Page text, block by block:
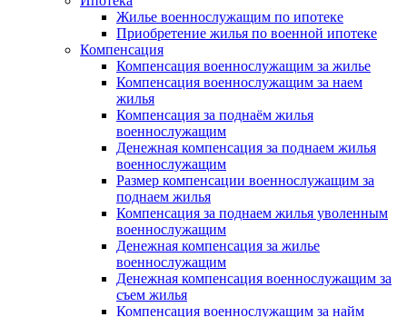
Жилье военнослужащим по ипотеке
Приобретение жилья по военной ипотеке
Компенсация
Компенсация военнослужащим за жилье
Компенсация военнослужащим за наем
жилья
Компенсация за поднаём жилья
военнослужащим
Денежная компенсация за поднаем жилья
военнослужащим
Размер компенсации военнослужащим за
поднаем жилья
Компенсация за поднаем жилья уволенным
военнослужащим
Денежная компенсация за жилье
военнослужащим
Денежная компенсация военнослужащим за
съем жилья
Компенсация военнослужащим за найм